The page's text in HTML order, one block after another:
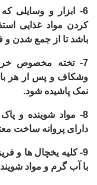
6-
ابزار و وسایلی
کردن مواد غذایی
باشد تا از جمع شدن و
7-
تخته مخصوص
وشکاف و پس ار هر
نمک پاشیده شود.
8-
مواد شوینده و پاک
دارای پروانه ساخت
9- کلیه یخچال ها و
با آب گرم و مواد